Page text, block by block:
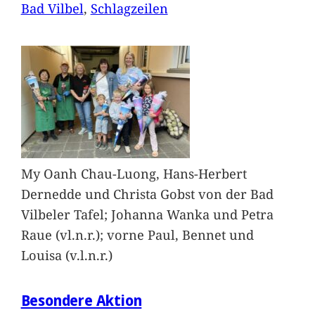
Bad Vilbel, Schlagzeilen
My Oanh Chau-Luong, Hans-Herbert
Dernedde und Christa Gobst von der Bad
Vilbeler Tafel; Johanna Wanka und Petra
Raue (vl.n.r.); vorne Paul, Bennet und
Louisa (v.l.n.r.)
Besondere Aktion